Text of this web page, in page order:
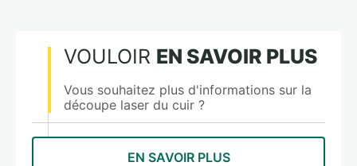
VOULOIR EN SAVOIR PLUS
Vous souhaitez plus d'informations sur la
découpe laser du cuir ?
EN SAVOIR PLUS